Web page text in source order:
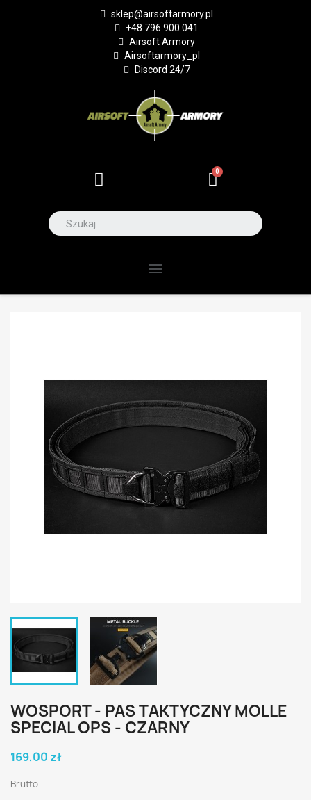
sklep@airsoftarmory.pl
+48 796 900 041
Airsoft Armory
Airsoftarmory_pl
Discord 24/7
WOSPORT - PAS TAKTYCZNY MOLLE
SPECIAL OPS - CZARNY
169,00 zł
Brutto